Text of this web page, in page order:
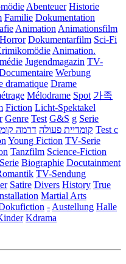
Abenteuer Historie
Familie Dokumentation
Animation Animationsfilm
Horror Dokumentarfilm Sci-Fi
Animation.
Jugendmagazin TV-
Werbung
dramatique Drame
Mélodrame Spot 가족
Fiction Licht-Spektakel
Genre Test G&S g Serie
קומדיית פעולה דרמה
Test c
Young Fiction TV-Serie
Tanzfilm Science-Fiction
Biographie Docutainment
TV-Sendung
Satire Divers History True
Martial Arts
- Austellung Halle
Kdrama